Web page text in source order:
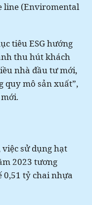
line (Enviromental
tiêu ESG hướng
thu hút khách
nhà đầu tư mới,
quy mô sản xuất”,
sử dụng hạt
2023 tương
0,51 tỷ chai nhựa